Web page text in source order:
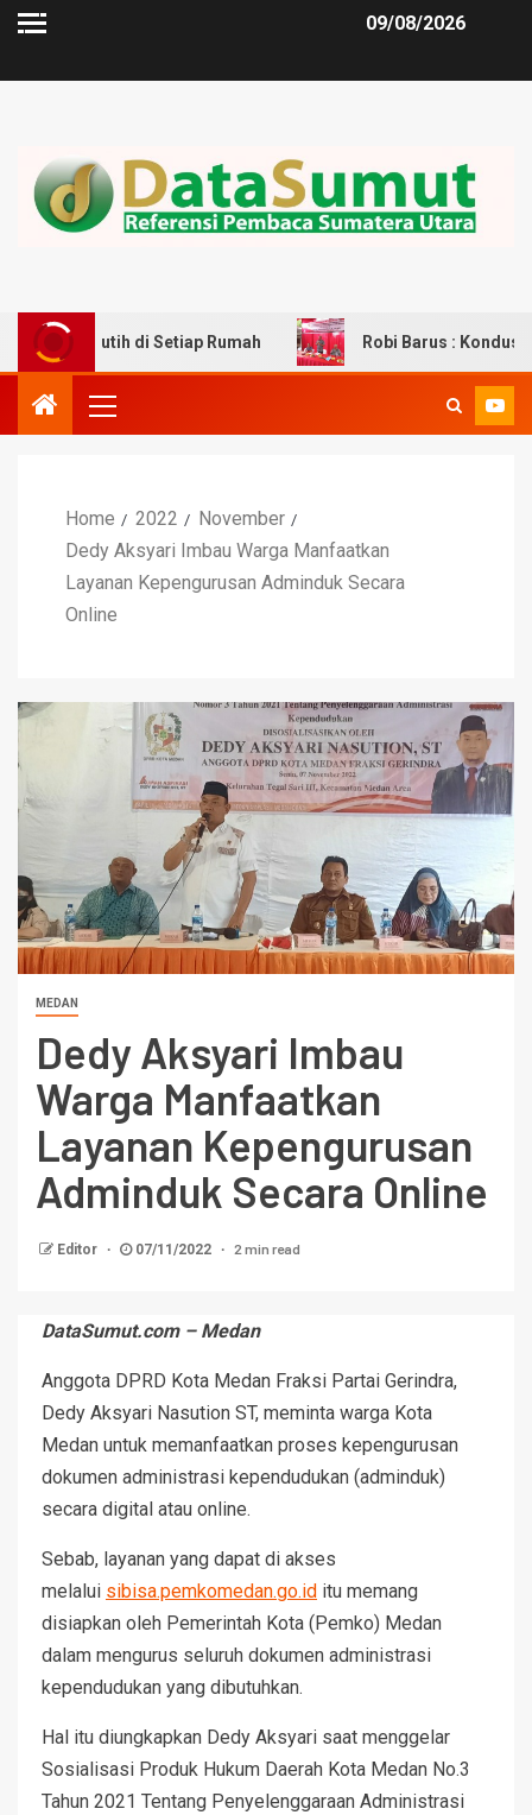
09/08/2026
di Setiap Rumah Robi Barus : Kondusifitas
Home 2022
November
Dedy Aksyari Imbau Warga Manfaatkan
Layanan Kepengurusan Adminduk Secara
Online
MEDAN
Dedy Aksyari Imbau
Warga Manfaatkan
Layanan Kepengurusan
Adminduk Secara Online
Editor 07/11/2022 2 min read
DataSumut.com – Medan
Anggota DPRD Kota Medan Fraksi Partai Gerindra,
Dedy Aksyari Nasution ST, meminta warga Kota
Medan untuk memanfaatkan proses kepengurusan
dokumen administrasi kependudukan (adminduk)
secara digital atau online.
Sebab, layanan yang dapat di akses
melalui sibisa.pemkomedan.go.id itu memang
disiapkan oleh Pemerintah Kota (Pemko) Medan
dalam mengurus seluruh dokumen administrasi
kependudukan yang dibutuhkan.
Hal itu diungkapkan Dedy Aksyari saat menggelar
Sosialisasi Produk Hukum Daerah Kota Medan No.3
Tahun 2021 Tentang Penyelenggaraan Administrasi